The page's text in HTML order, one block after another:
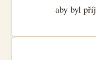
aby byl